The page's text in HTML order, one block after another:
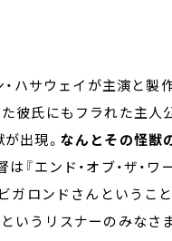
・ハサウェイが主演と
彼氏にもフラれた主人
出現。 なんとその怪獣
『エンド・オブ・ザ・
ガロンドさんというこ
いうリスナーのみなさ